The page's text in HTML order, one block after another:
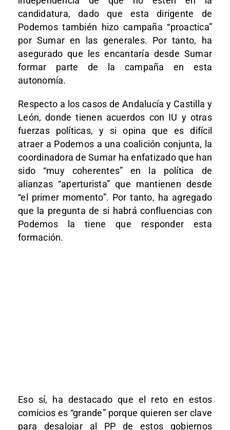
candidatura, dado que esta dirigente de
Podemos también hizo campaña “proactica”
por Sumar en las generales. Por tanto, ha
asegurado que les encantaría desde Sumar
formar parte de la campaña en esta
autonomía.
Respecto a los casos de Andalucía y Castilla y
León, donde tienen acuerdos con IU y otras
fuerzas políticas, y si opina que es difícil
atraer a Podemos a una coalición conjunta, la
coordinadora de Sumar ha enfatizado que han
sido “muy coherentes” en la política de
alianzas “aperturista” que mantienen desde
“el primer momento”. Por tanto, ha agregado
que la pregunta de si habrá confluencias con
Podemos la tiene que responder esta
formación.
Eso sí, ha destacado que el reto en estos
comicios es “grande” porque quieren ser clave
para desalojar al PP de estos gobiernos